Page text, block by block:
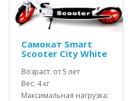
Самокат Smart
Scooter City White
Возраст: от 5 лет
Вес: 4 кг
Максимальная нагрузка: